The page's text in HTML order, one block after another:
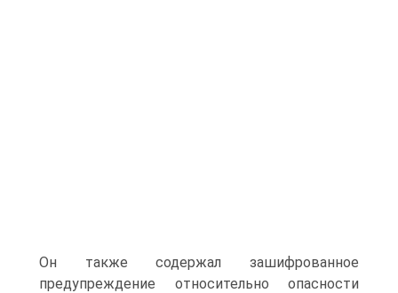
Он также содержал зашифрованное
предупреждение относительно опасности